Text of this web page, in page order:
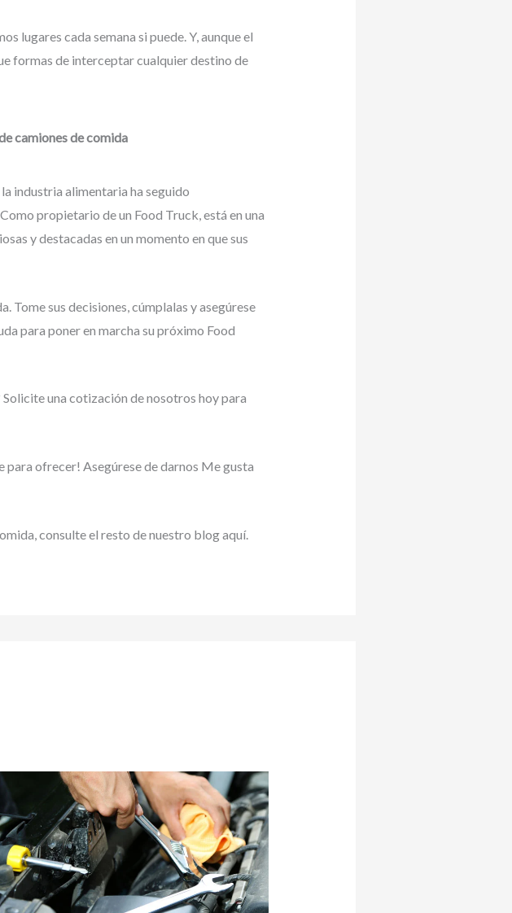
lugares cada semana si puede. Y, aunque el
formas de interceptar cualquier destino de
camiones de comida
industria alimentaria ha seguido
propietario de un Food Truck, está en una
y destacadas en un momento en que sus
Tome sus decisiones, cúmplalas y asegúrese
para poner en marcha su próximo Food
una cotización de nosotros hoy para
ofrecer! Asegúrese de darnos Me gusta
consulte el resto de nuestro blog aquí.